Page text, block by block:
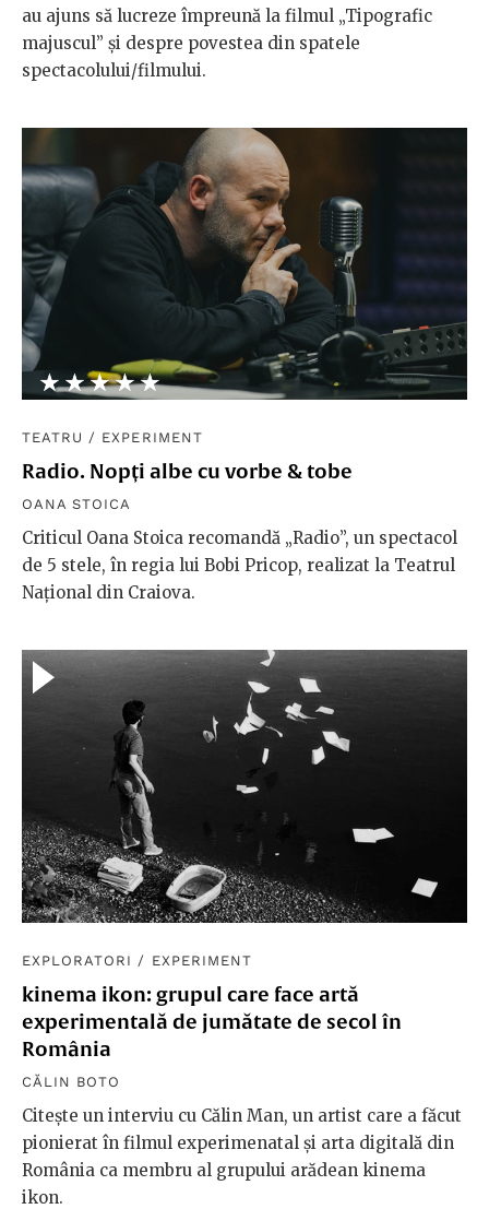
au ajuns să lucreze împreună la filmul „Tipografic
majuscul” și despre povestea din spatele
spectacolului/filmului.
★★★★★
☆☆☆☆☆
TEATRU / EXPERIMENT
Radio. Nopți albe cu vorbe & tobe
OANA STOICA
Criticul Oana Stoica recomandă „Radio”, un spectacol
de 5 stele, în regia lui Bobi Pricop, realizat la Teatrul
Național din Craiova.
EXPLORATORI / EXPERIMENT
kinema ikon: grupul care face artă
experimentală de jumătate de secol în
România
CĂLIN BOTO
Citește un interviu cu Călin Man, un artist care a făcut
pionierat în filmul experimenatal și arta digitală din
România ca membru al grupului arădean kinema
ikon.